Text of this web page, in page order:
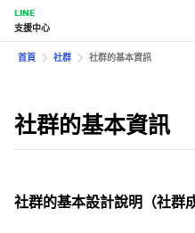
LINE
支援中心
首頁 社群 社群的基本資訊
社群的基本資訊
社群的基本設計說明（社群